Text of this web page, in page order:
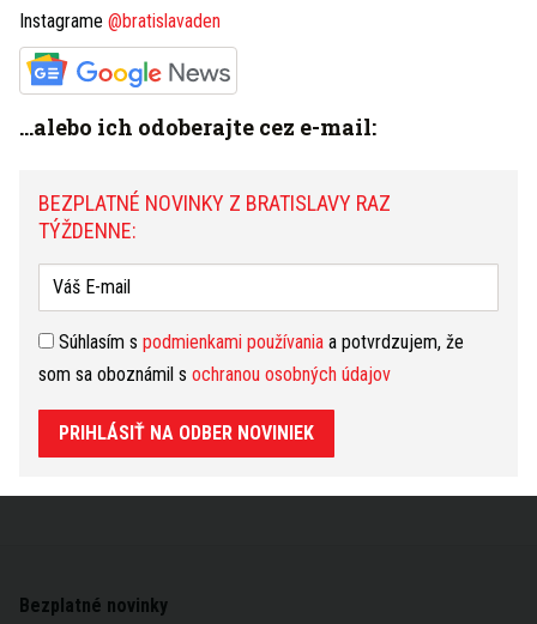
Trnavské mýto má byť bezpečnejšie: Pribudli
ďalšie bezpečnostné kamery, nové osvetlenie aj
posilnené hliadky
Michalskou bránou prebehla veľká obnova
Bratislavčanov vystrašil výbuch a plamene zo
Slovnaftu. Rafinéria vysvetlila, čo sa stalo a
Bratislavskú dopravnú situáciu môže odľahčiť
projektom?
Bezplatné novinky
Instagrame @bratislavaden
...alebo ich odoberajte cez e-mail:
BEZPLATNÉ NOVINKY Z BRATISLAVY RAZ
TÝŽDENNE:
Súhlasím s podmienkami používania a potvrdzujem, že
som sa oboznámil s ochranou osobných údajov
PRIHLÁSIŤ NA ODBER NOVINIEK